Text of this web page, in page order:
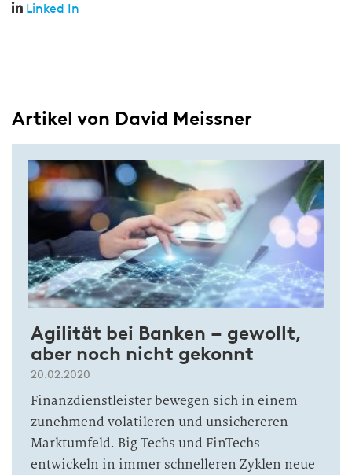
Linked In
Artikel von David Meissner
Agilität bei Banken – gewollt,
aber noch nicht gekonnt
20.02.2020
Finanzdienstleister bewegen sich in einem
zunehmend volatileren und unsichereren
Marktumfeld. Big Techs und FinTechs
entwickeln in immer schnelleren Zyklen neue